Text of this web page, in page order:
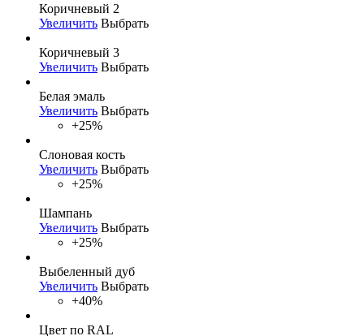
Коричневый 2
Увеличить Выбрать
Коричневый 3
Увеличить Выбрать
Белая эмаль
Увеличить Выбрать
+25%
Слоновая кость
Увеличить Выбрать
+25%
Шампань
Увеличить Выбрать
+25%
Выбеленный дуб
Увеличить Выбрать
+40%
Цвет по RAL